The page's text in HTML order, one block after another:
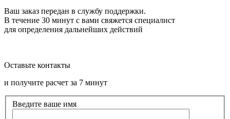
Ваш заказ передан в службу поддержки.
В течение 30 минут с вами свяжется специалист
для определения дальнейших действий
Оставьте контакты
и получите расчет за 7 минут
Введите ваше имя